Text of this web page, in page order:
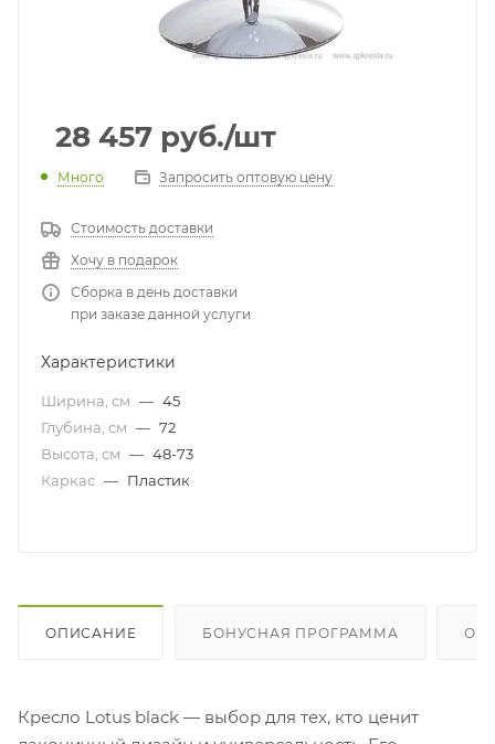
28 457 руб./шт
Много Запросить оптовую цену
Стоимость доставки
Хочу в подарок
Сборка в день доставки
при заказе данной услуги
Характеристики
Ширина, см — 45
Глубина, см — 72
Высота, см — 48-73
Каркас — Пластик
ОПИСАНИЕ БОНУСНАЯ ПРОГРАММА
Кресло Lotus black — выбор для тех, кто ценит